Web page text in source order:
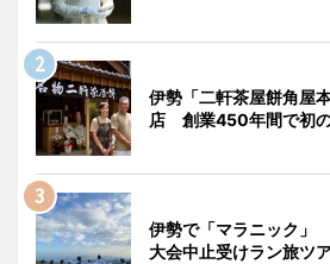
伊勢「二軒茶屋餅角屋
店 創業450年間で初
伊勢で「マラニック」
大会中止受けラン旅ツ